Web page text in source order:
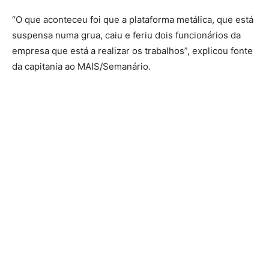
“O que aconteceu foi que a plataforma metálica, que está
suspensa numa grua, caiu e feriu dois funcionários da
empresa que está a realizar os trabalhos”, explicou fonte
da capitania ao MAIS/Semanário.